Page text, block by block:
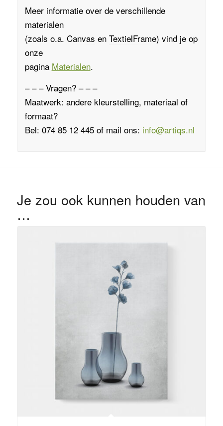
Meer informatie over de verschillende
materialen
(zoals o.a. Canvas en TextielFrame) vind je op
onze
pagina Materialen.
– – – Vragen? – – –
Maatwerk: andere kleurstelling, materiaal of
formaat?
Bel: 074 85 12 445 of mail ons: info@artiqs.nl
Je zou ook kunnen houden van
…